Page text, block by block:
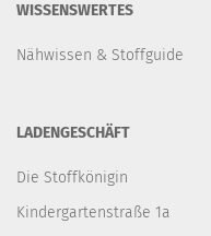
WISSENSWERTES
Nähwissen & Stoffguide
LADENGESCHÄFT
Die Stoffkönigin
Kindergartenstraße 1a